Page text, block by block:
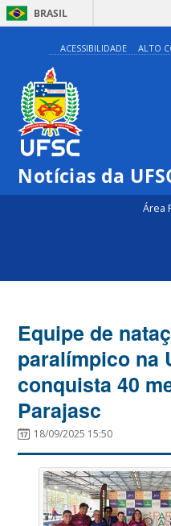
BRASIL
ACESSIBILIDADE ALTO
Notícias da
Área
Equipe de
paralímpico na
conquista 40
Parajasc
18/09/2025 15:50